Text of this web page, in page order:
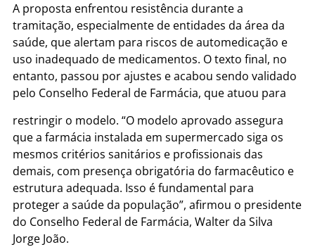
A proposta enfrentou resistência durante a
tramitação, especialmente de entidades da área da
saúde, que alertam para riscos de automedicação e
uso inadequado de medicamentos. O texto final, no
entanto, passou por ajustes e acabou sendo validado
pelo Conselho Federal de Farmácia, que atuou para
restringir o modelo. “O modelo aprovado assegura
que a farmácia instalada em supermercado siga os
mesmos critérios sanitários e profissionais das
demais, com presença obrigatória do farmacêutico e
estrutura adequada. Isso é fundamental para
proteger a saúde da população”, afirmou o presidente
do Conselho Federal de Farmácia, Walter da Silva
Jorge João.